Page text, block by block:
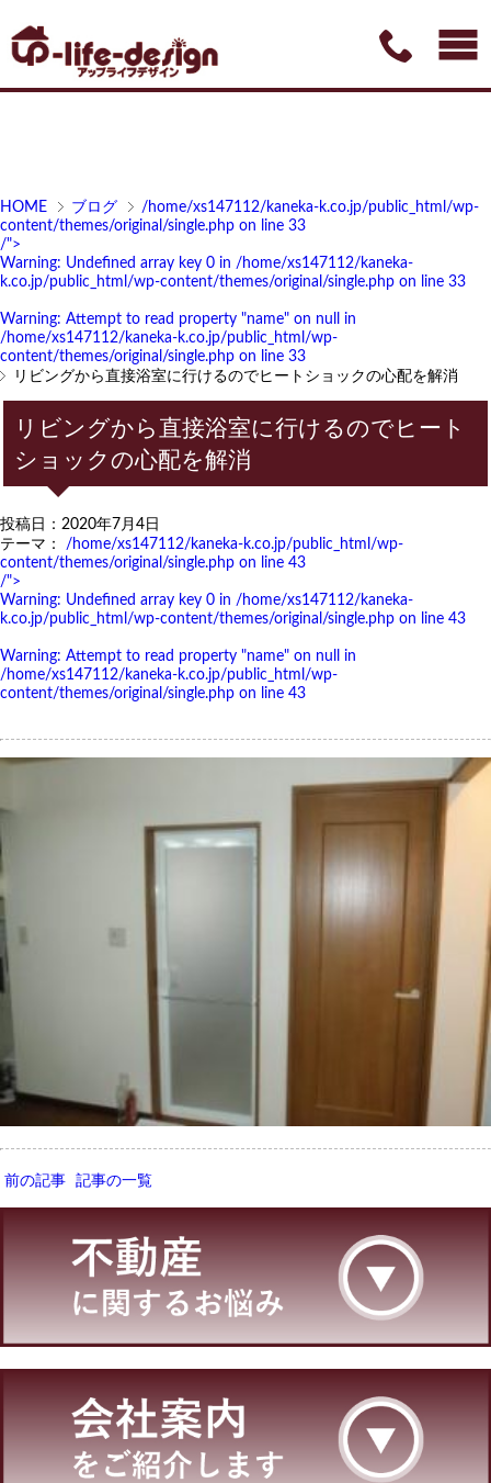
HOME ブログ
/home/xs147112/kaneka-k.co.jp/public_html/wp-
content/themes/original/single.php on line 33
/">
Warning: Undefined array key 0 in /home/xs147112/kaneka-
k.co.jp/public_html/wp-content/themes/original/single.php on line 33
Warning: Attempt to read property "name" on null in
/home/xs147112/kaneka-k.co.jp/public_html/wp-
content/themes/original/single.php on line 33
リビングから直接浴室に行けるのでヒートショックの心配を解消
リビングから直接浴室に行けるのでヒート
ショックの心配を解消
投稿日：2020年7月4日
テーマ： /home/xs147112/kaneka-k.co.jp/public_html/wp-
content/themes/original/single.php on line 43
/">
Warning: Undefined array key 0 in /home/xs147112/kaneka-
k.co.jp/public_html/wp-content/themes/original/single.php on line 43
Warning: Attempt to read property "name" on null in
/home/xs147112/kaneka-k.co.jp/public_html/wp-
content/themes/original/single.php on line 43
前の記事 記事の一覧